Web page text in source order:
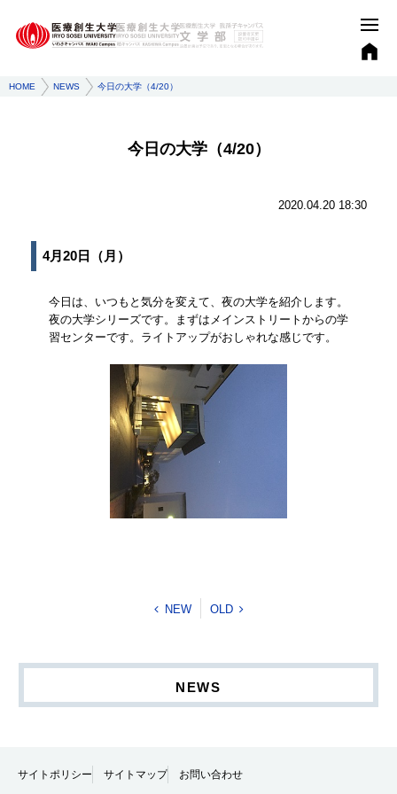
HOME NEWS 今日の大学（4/20）
今日の大学（4/20）
2020.04.20 18:30
4月20日（月）
今日は、いつもと気分を変えて、夜の大学を紹介します。
夜の大学シリーズです。まずはメインストリートからの学
習センターです。ライトアップがおしゃれな感じです。
NEW OLD
NEWS
サイトポリシー サイトマップ お問い合わせ